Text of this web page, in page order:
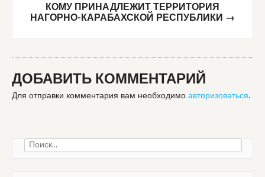
КОМУ ПРИНАДЛЕЖИТ ТЕРРИТОРИЯ
НАГОРНО-КАРАБАХСКОЙ РЕСПУБЛИКИ →
ДОБАВИТЬ КОММЕНТАРИЙ
Для отправки комментария вам необходимо авторизоваться.
Найти: